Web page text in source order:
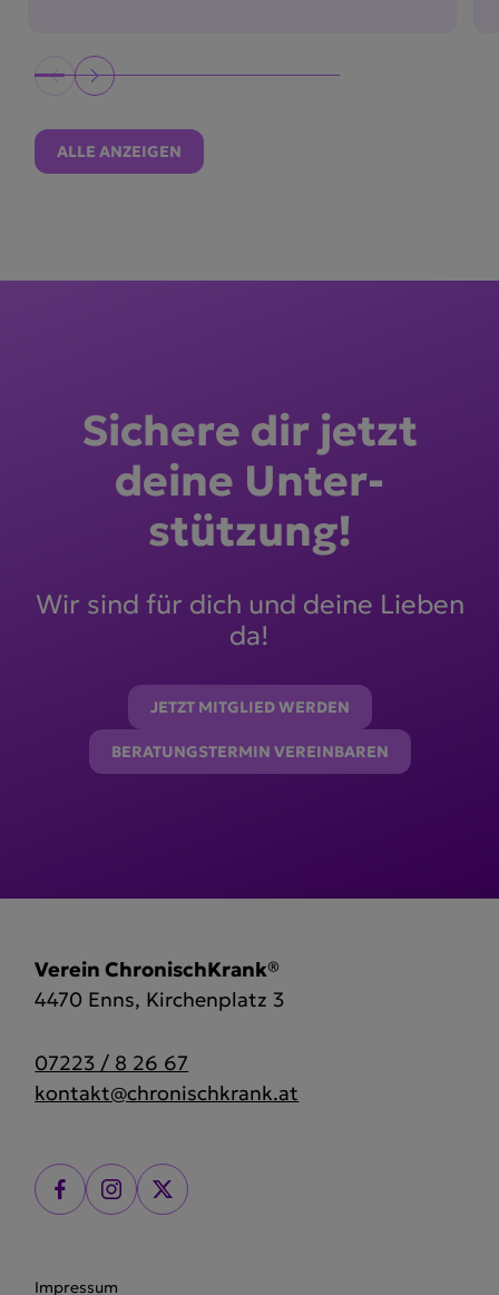
ALLE ANZEIGEN
Sichere dir jetzt
deine Unter­
stützung!
Wir sind für dich und deine Lieben
da!
JETZT MITGLIED WERDEN
BERATUNGSTERMIN VEREINBAREN
Verein ChronischKrank®
4470 Enns, Kirchenplatz 3
07223 / 8 26 67
kontakt@chronischkrank.at
Impressum